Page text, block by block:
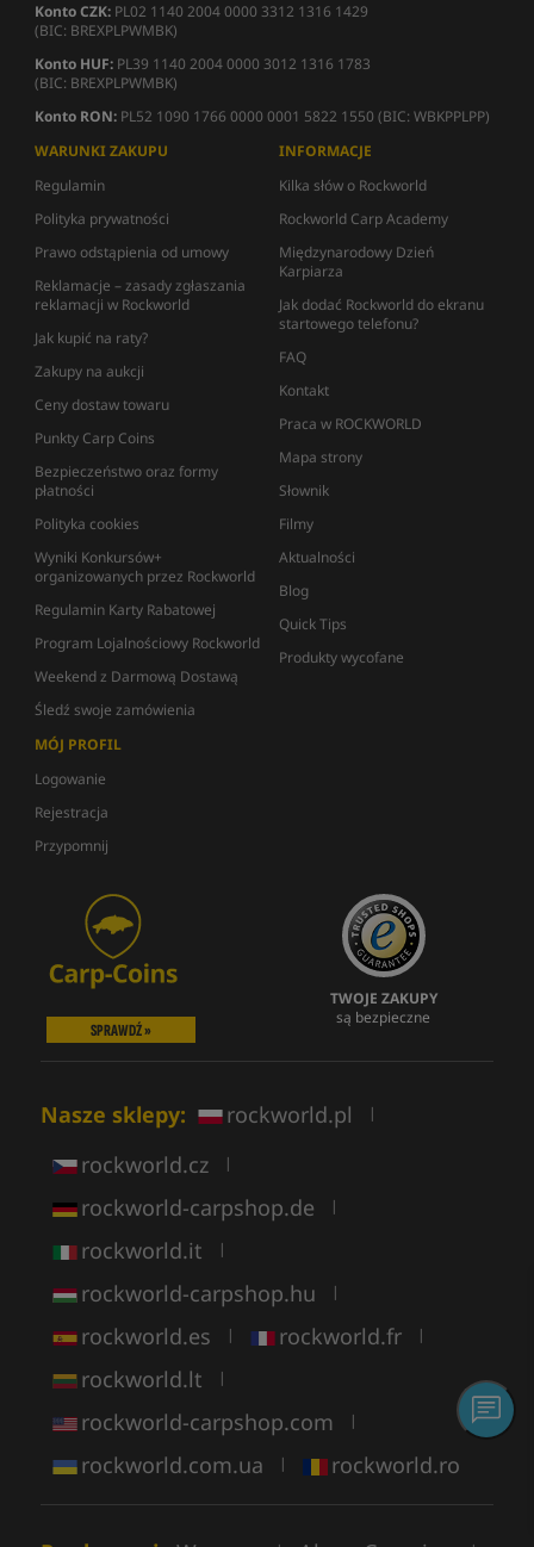
Konto CZK: PL02 1140 2004 0000 3312 1316 1429
(BIC: BREXPLPWMBK)
Konto HUF: PL39 1140 2004 0000 3012 1316 1783
(BIC: BREXPLPWMBK)
Konto RON: PL52 1090 1766 0000 0001 5822 1550 (BIC: WBKPPLPP)
WARUNKI ZAKUPU
Regulamin
Polityka prywatności
Prawo odstąpienia od umowy
Reklamacje – zasady zgłaszania
reklamacji w Rockworld
Jak kupić na raty?
Zakupy na aukcji
Ceny dostaw towaru
Punkty Carp Coins
Bezpieczeństwo oraz formy
płatności
Polityka cookies
Wyniki Konkursów+
organizowanych przez Rockworld
Regulamin Karty Rabatowej
Program Lojalnościowy Rockworld
Weekend z Darmową Dostawą
Śledź swoje zamówienia
INFORMACJE
Kilka słów o Rockworld
Rockworld Carp Academy
Międzynarodowy Dzień
Karpiarza
Jak dodać Rockworld do ekranu
startowego telefonu?
FAQ
Kontakt
Praca w ROCKWORLD
Mapa strony
Słownik
Filmy
Aktualności
Blog
Quick Tips
Produkty wycofane
MÓJ PROFIL
Logowanie
Rejestracja
Przypomnij
SPRAWDŹ »
TWOJE ZAKUPY
są bezpieczne
Nasze sklepy: rockworld.pl |
rockworld.cz |
rockworld-carpshop.de |
rockworld.it |
rockworld-carpshop.hu |
rockworld.es | rockworld.fr |
rockworld.lt |
rockworld-carpshop.com |
rockworld.com.ua | rockworld.ro